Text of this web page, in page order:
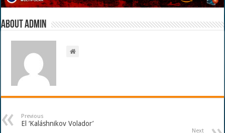
About admin
Previous
El ‘Kaláshnikov Volador’
Next